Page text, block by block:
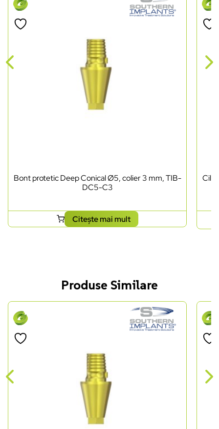
Bont protetic Deep Conical Ø5, colier 3 mm, TIB-
DC5-C3
Citește mai mult
Produse Similare